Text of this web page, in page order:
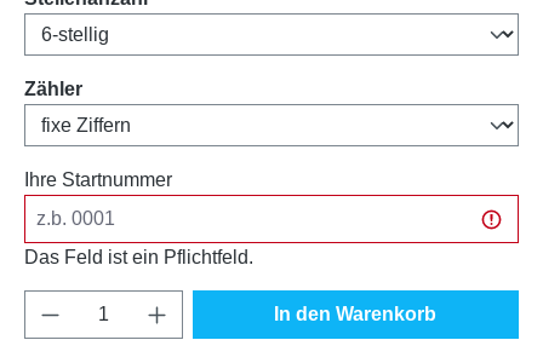
Zählerauswählen
Ihre Startnummer
Das Feld ist ein Pflichtfeld.
Produkt Anzahl: Gib den gewünschten
In den Warenkorb